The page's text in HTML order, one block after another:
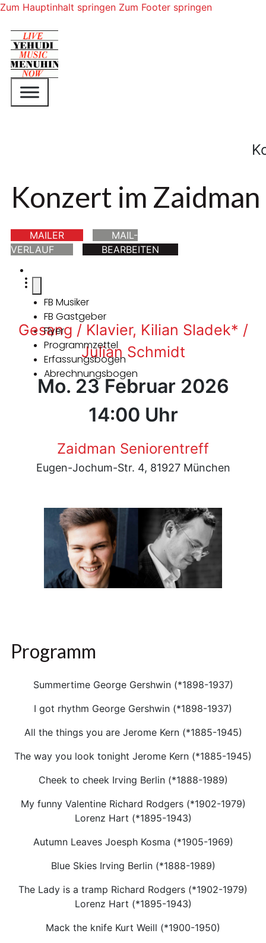
Zum Hauptinhalt springen Zum Footer springen
Konzert im
MAILER
MAIL-
VERLAUF
BEARBEITEN
FB Musiker
FB Gastgeber
Flyer
Programmzettel
Erfassungsbogen
Abrechnungsbogen
Gesang / Klavier, Kilian Sladek* /
Julian Schmidt
Mo. 23 Februar 2026
14:00 Uhr
Zaidman Seniorentreff
Eugen-Jochum-Str. 4, 81927 München
Programm
Summertime George Gershwin (*1898-1937)
I got rhythm George Gershwin (*1898-1937)
All the things you are Jerome Kern (*1885-1945)
The way you look tonight Jerome Kern (*1885-1945)
Cheek to cheek Irving Berlin (*1888-1989)
My funny Valentine Richard Rodgers (*1902-1979)
Lorenz Hart (*1895-1943)
Autumn Leaves Joesph Kosma (*1905-1969)
Blue Skies Irving Berlin (*1888-1989)
The Lady is a tramp Richard Rodgers (*1902-1979)
Lorenz Hart (*1895-1943)
Mack the knife Kurt Weill (*1900-1950)